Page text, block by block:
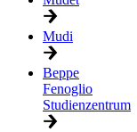
Mudi
Beppe
Fenoglio
Studienzentrum